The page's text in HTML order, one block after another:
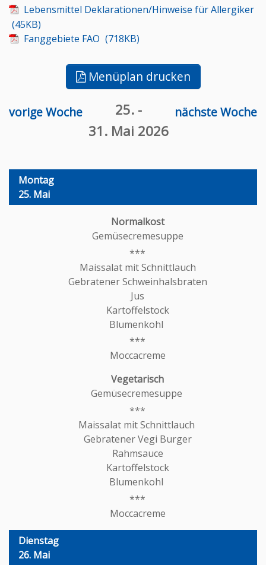
Lebensmittel Deklarationen/Hinweise für Allergiker
45KB
Fanggebiete FAO
718KB
Menüplan drucken
vorige Woche nächste Woche
25. -
31. Mai 2026
Montag
25. Mai
Gemüsecremesuppe
Maissalat mit Schnittlauch
Gebratener Schweinhalsbraten
Jus
Kartoffelstock
Blumenkohl
Moccacreme
Gemüsecremesuppe
Maissalat mit Schnittlauch
Gebratener Vegi Burger
Rahmsauce
Kartoffelstock
Blumenkohl
Moccacreme
Dienstag
26. Mai